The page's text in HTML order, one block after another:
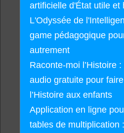
artificielle d'État utile et
L'Odyssée de
game pédagogique
autrement
Raconte-moi l’Histoire
audio gratuite pour
l’Histoire aux enfants
Application en ligne
tables de multiplication